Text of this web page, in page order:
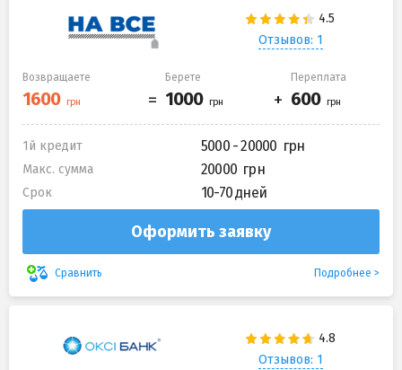
Отзывов: 1
Возвращаете Берете Переплата
1й кредит 5000 - 20000
Макс. сумма 20000
Срок 10-70 дней
Оформить заявку
Сравнить Подробнее
Отзывов: 1